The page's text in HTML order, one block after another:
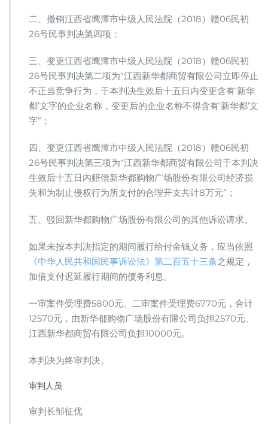
二、撤销江西省鹰潭市中级人民法院（2018）赣06民初
26号民事判决第四项；
三、变更江西省鹰潭市中级人民法院（2018）赣06民初
26号民事判决第二项为“江西新华都商贸有限公司立即停止
不正当竞争行为，于本判决生效后十五日内变更含有‘新华
都’文字的企业名称，变更后的企业名称不得含有‘新华都’文
字”；
四、变更江西省鹰潭市中级人民法院（2018）赣06民初
26号民事判决第三项为“江西新华都商贸有限公司于本判决
生效后十五日内赔偿新华都购物广场股份有限公司经济损
失和为制止侵权行为所支付的合理开支共计8万元”；
五、驳回新华都购物广场股份有限公司的其他诉讼请求。
如果未按本判决指定的期间履行给付金钱义务，应当依照
《中华人民共和国民事诉讼法》第二百五十三条之规定，
加倍支付迟延履行期间的债务利息。
一审案件受理费5800元、二审案件受理费6770元，合计
12570元，由新华都购物广场股份有限公司负担2570元、
江西新华都商贸有限公司负担10000元。
本判决为终审判决。
审判人员
审判长邹征优